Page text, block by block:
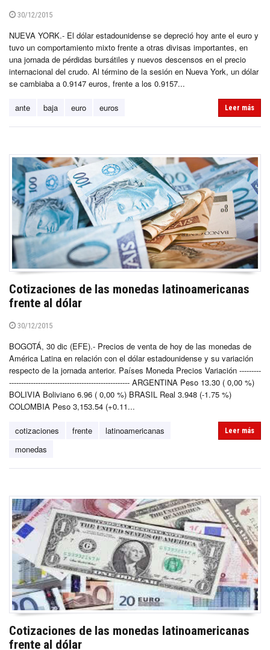
30/12/2015
NUEVA YORK.- El dólar estadounidense se depreció hoy ante el euro y
tuvo un comportamiento mixto frente a otras divisas importantes, en
una jornada de pérdidas bursátiles y nuevos descensos en el precio
internacional del crudo. Al término de la sesión en Nueva York, un dólar
se cambiaba a 0.9147 euros, frente a los 0.9157...
ante baja euro euros Leer más
Cotizaciones de las monedas latinoamericanas
frente al dólar
30/12/2015
BOGOTÁ, 30 dic (EFE).- Precios de venta de hoy de las monedas de
América Latina en relación con el dólar estadounidense y su variación
respecto de la jornada anterior. Países Moneda Precios Variación ---------
-------------------------------------------------- ARGENTINA Peso 13.30 ( 0,00 %)
BOLIVIA Boliviano 6.96 ( 0,00 %) BRASIL Real 3.948 (-1.75 %)
COLOMBIA Peso 3,153.54 (+0.11...
cotizaciones frente
latinoamericanas
monedas
Leer más
Cotizaciones de las monedas latinoamericanas
frente al dólar